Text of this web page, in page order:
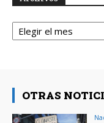
Archivos
OTRAS